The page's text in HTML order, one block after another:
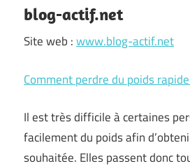
blog-actif.net
Site web :www.blog-actif.net
Comment perdre du poids
Il est très difficile à certaines
facilement du poids afin
souhaitée. Elles passent donc